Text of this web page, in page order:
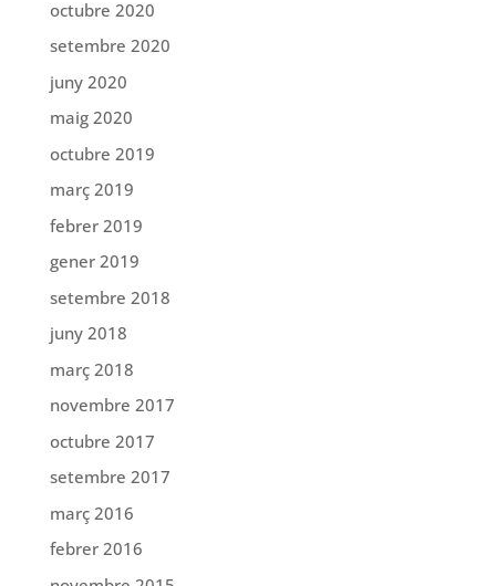
octubre 2020
setembre 2020
juny 2020
maig 2020
octubre 2019
març 2019
febrer 2019
gener 2019
setembre 2018
juny 2018
març 2018
novembre 2017
octubre 2017
setembre 2017
març 2016
febrer 2016